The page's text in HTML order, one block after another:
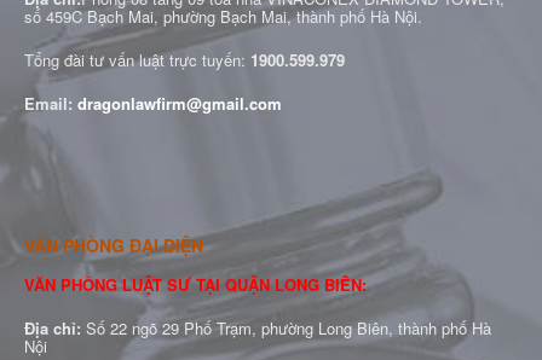
số 459C Bạch Mai, phường Bạch Mai, thành phố Hà Nội.
Tổng đài tư vấn luật trực tuyến: 1900.599.979
Email: dragonlawfirm@gmail.com
VĂN PHÒNG ĐẠI DIỆN
VĂN PHÒNG LUẬT SƯ TẠI QUẬN LONG BIÊN:
Địa chỉ: Số 22 ngõ 29 Phố Trạm, phường Long Biên, thành phố Hà
Nội